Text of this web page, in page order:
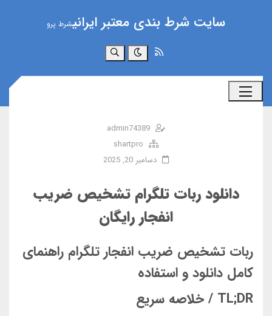
سایت شرط بندی معتبر ایرانیشرط پرو
جستجو
admin74389
shartpro
دسامبر 20, 2025
دانلود ربات تلگرام تشخیص ضریب
انفجار رایگان
ربات تشخیص ضریب انفجار تلگرام راهنمای
کامل دانلود و استفاده
TL;DR / خلاصه سریع